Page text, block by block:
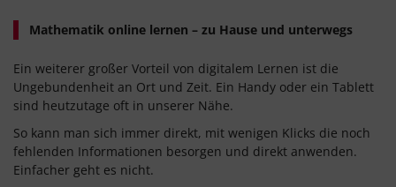
Mathematik online lernen – zu Hause und unterwegs
Ein weiterer großer Vorteil von digitalem Lernen ist die
Ungebundenheit an Ort und Zeit. Ein Handy oder ein Tablett
sind heutzutage oft in unserer Nähe.
So kann man sich immer direkt, mit wenigen Klicks die noch
fehlenden Informationen besorgen und direkt anwenden.
Einfacher geht es nicht.